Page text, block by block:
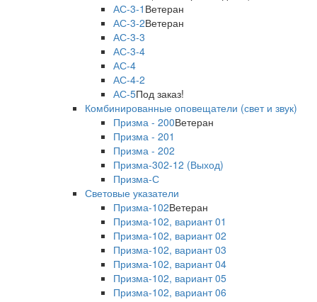
АС-3-1 Ветеран
АС-3-2Ветеран
АС-3-3
АС-3-4
АС-4
АС-4-2
АС-5Под заказ!
Комбинированные оповещатели (свет и звук)
Призма - 200Ветеран
Призма - 201
Призма - 202
Призма-302-12 (Выход)
Призма-С
Световые указатели
Призма-102Ветеран
Призма-102, вариант 01
Призма-102, вариант 02
Призма-102, вариант 03
Призма-102, вариант 04
Призма-102, вариант 05
Призма-102, вариант 06